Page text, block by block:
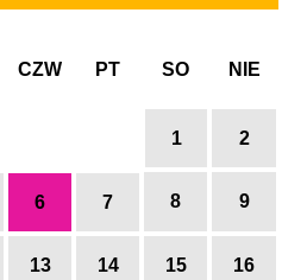
CZW PT SO NIE
1 2
6 7 8 9
13 14 15 16